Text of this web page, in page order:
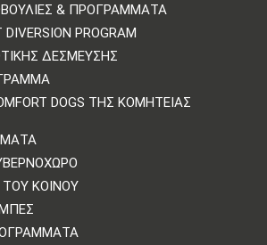
& ΠΡΟΓΡΆΜΜΑΤΑ
PROGRAM
ΔΈΣΜΕΥΣΗΣ
DOGS ΤΗΣ ΚΟΜΗΤΕΊΑΣ
ΚΟΙΝΟΎ